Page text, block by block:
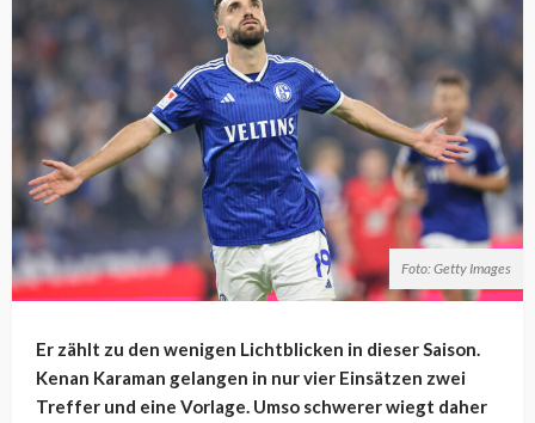
Foto: Getty Images
Er zählt zu den wenigen Lichtblicken in dieser Saison.
Kenan Karaman gelangen in nur vier Einsätzen zwei
Treffer und eine Vorlage. Umso schwerer wiegt daher